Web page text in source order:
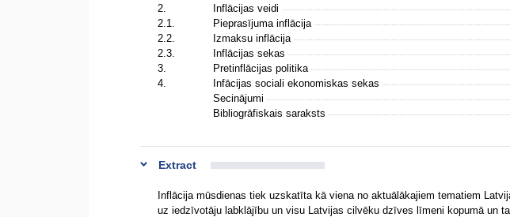
2.
Inflācijas veidi
2.1.
Pieprasījuma inflācija
2.2.
Izmaksu inflācija
2.3.
Inflācijas sekas
3.
Pretinflācijas politika
4.
Infācijas sociali ekonomiskas sekas
Secinājumi
Bibliogrāfiskais saraksts
Extract
Inflācija mūsdienas tiek uzskatīta kā viena no aktuālākajiem tematiem
uz iedzīvotāju labklājību un visu Latvijas cilvēku dzīves līmeni kopumā un